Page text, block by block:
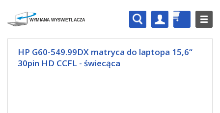
HP G60-549.99DX matryca do laptopa 15,6“
30pin HD CCFL - świecąca